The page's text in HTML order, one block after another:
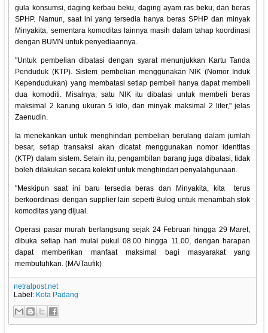
gula konsumsi, daging kerbau beku, daging ayam ras beku, dan beras
SPHP. Namun, saat ini yang tersedia hanya beras SPHP dan minyak
Minyakita, sementara komoditas lainnya masih dalam tahap koordinasi
dengan BUMN untuk penyediaannya.
"Untuk pembelian dibatasi dengan syarat menunjukkan Kartu Tanda
Penduduk (KTP). Sistem pembelian menggunakan NIK (Nomor Induk
Kependudukan) yang membatasi setiap pembeli hanya dapat membeli
dua komoditi. Misalnya, satu NIK itu dibatasi untuk membeli beras
maksimal 2 karung ukuran 5 kilo, dan minyak maksimal 2 liter," jelas
Zaenudin.
Ia menekankan untuk menghindari pembelian berulang dalam jumlah
besar, setiap transaksi akan dicatat menggunakan nomor identitas
(KTP) dalam sistem. Selain itu, pengambilan barang juga dibatasi, tidak
boleh dilakukan secara kolektif untuk menghindari penyalahgunaan.
"Meskipun saat ini baru tersedia beras dan Minyakita, kita terus
berkoordinasi dengan supplier lain seperti Bulog untuk menambah stok
komoditas yang dijual.
Operasi pasar murah berlangsung sejak 24 Februari hingga 29 Maret,
dibuka setiap hari mulai pukul 08.00 hingga 11.00, dengan harapan
dapat memberikan manfaat maksimal bagi masyarakat yang
membutuhkan. (MA/Taufik)
netralpost.net
Label: Kota Padang